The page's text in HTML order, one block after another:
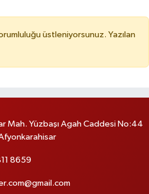
üstleniyorsunuz. Yazılan
Mah. Yüzbaşı Agah Caddesi No:44
8659